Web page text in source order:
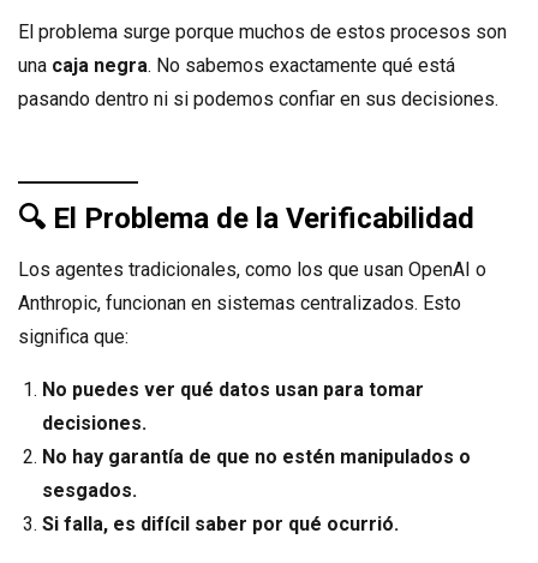
El problema surge porque muchos de estos procesos son
una caja negra. No sabemos exactamente qué está
pasando dentro ni si podemos confiar en sus decisiones.
🔍 El Problema de la Verificabilidad
Los agentes tradicionales, como los que usan OpenAI o
Anthropic, funcionan en sistemas centralizados. Esto
significa que:
No puedes ver qué datos usan para tomar
decisiones.
No hay garantía de que no estén manipulados o
sesgados.
Si falla, es difícil saber por qué ocurrió.